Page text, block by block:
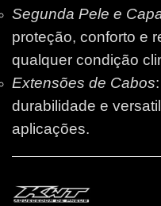
Segunda Pele e
proteção, conforto e
qualquer condição
Extensões de Cabos
durabilidade e
aplicações.